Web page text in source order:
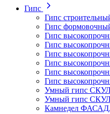
Гипс
Гипс
Гипс
Гипс
Гипс
Гипс
Гипс
Гипс
Гипс
Умный гипс
Умный гипс
Камнедел ФАСАД,